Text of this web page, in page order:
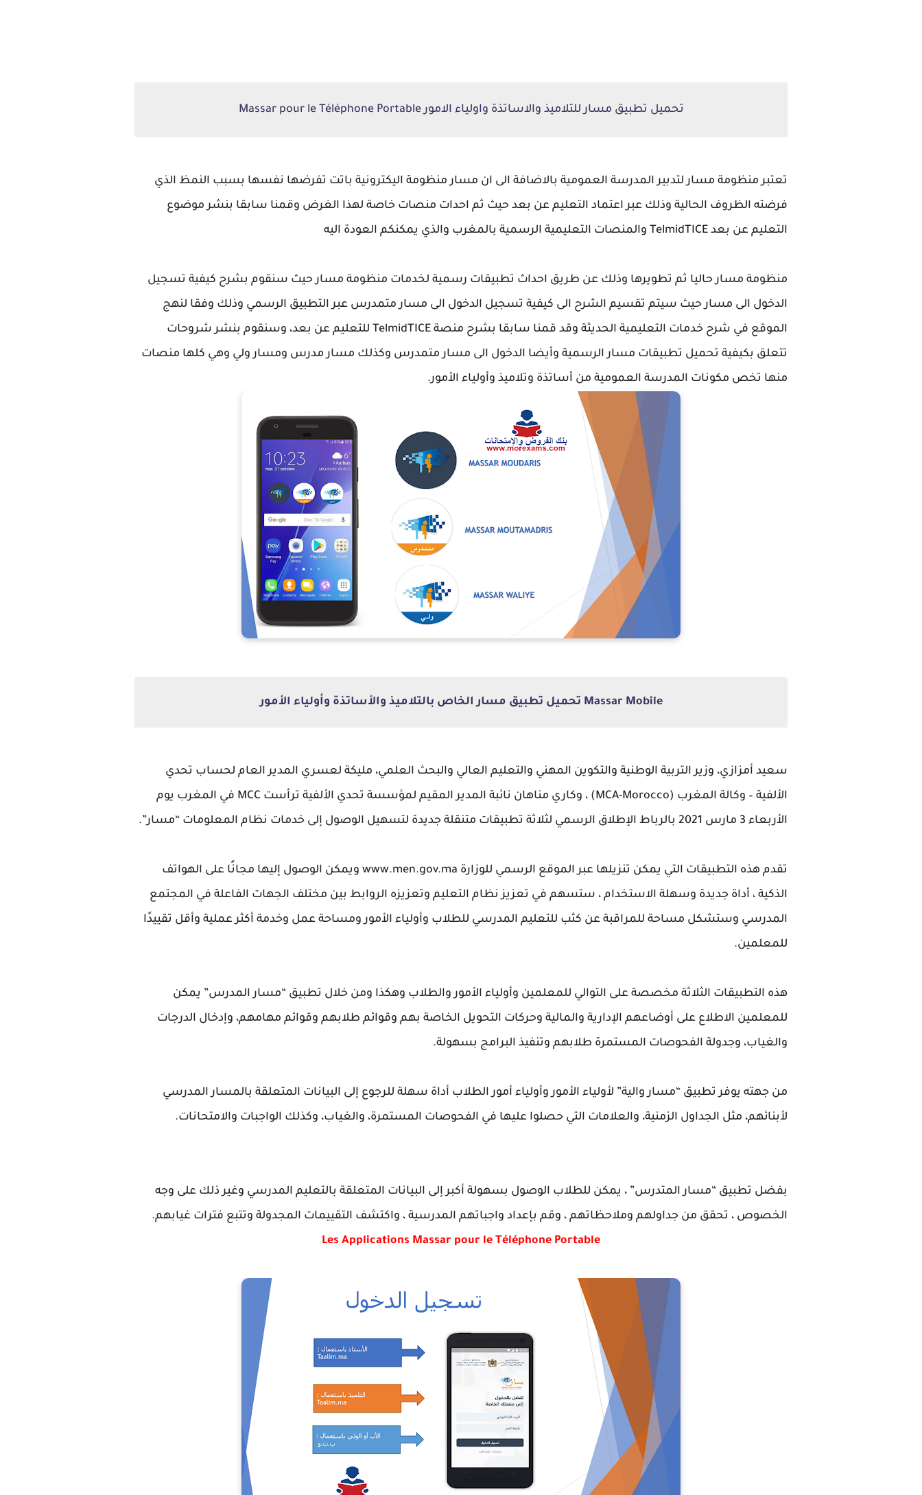
تحميل تطبيق مسار للتلاميذ والاساتذة واولياء الامور Massar pour le Téléphone Portable
تعتبر منظومة مسار لتدبير المدرسة العمومية بالاضافة الى ان مسار منظومة اليكترونية باتت تفرضها نفسها بسبب النمظ الذي
فرضته الظروف الحالية وذلك عبر اعتماد التعليم عن بعد حيث ثم احدات منصات خاصة لهذا الغرض وقمنا سابقا بنشر موضوع
التعليم عن بعد TelmidTICE والمنصات التعليمية الرسمية بالمغرب والذي يمكنكم العودة اليه
منظومة مسار حاليا ثم تطويرها وذلك عن طريق احداث تطبيقات رسمية لخدمات منظومة مسار حيث سنقوم بشرح كيفية تسجيل
الدخول الى مسار حيث سيتم تقسيم الشرح الى كيفية تسجيل الدخول الى مسار متمدرس عبر التطبيق الرسمي وذلك وفقا لنهج
الموقع في شرح خدمات التعليمية الحديثة وقد قمنا سابقا بشرح منصة TelmidTICE للتعليم عن بعد، وسنقوم بنشر شروحات
تتعلق بكيفية تحميل تطبيقات مسار الرسمية وأيضا الدخول الى مسار متمدرس وكذلك مسار مدرس ومسار ولي وهي كلها منصات
منها تخص مكونات المدرسة العمومية من أساتذة وتلاميذ وأولياء الأمور.
Massar Mobile تحميل تطبيق مسار الخاص بالتلاميذ والأساتذة وأولياء الأمور
سعيد أمزازي، وزير التربية الوطنية والتكوين المهني والتعليم العالي والبحث العلمي، مليكة لعسري المدير العام لحساب تحدي
الألفية – وكالة المغرب (MCA-Morocco) ، وكاري مناهان نائبة المدير المقيم لمؤسسة تحدي الألفية ترأست MCC في المغرب يوم
الأربعاء 3 مارس 2021 بالرباط الإطلاق الرسمي لثلاثة تطبيقات متنقلة جديدة لتسهيل الوصول إلى خدمات نظام المعلومات “مسار”.
تقدم هذه التطبيقات التي يمكن تنزيلها عبر الموقع الرسمي للوزارة www.men.gov.ma ويمكن الوصول إليها مجانًا على الهواتف
الذكية ، أداة جديدة وسهلة الاستخدام ، ستسهم في تعزيز نظام التعليم وتعزيزه الروابط بين مختلف الجهات الفاعلة في المجتمع
المدرسي وستشكل مساحة للمراقبة عن كثب للتعليم المدرسي للطلاب وأولياء الأمور ومساحة عمل وخدمة أكثر عملية وأقل تقييدًا
للمعلمين.
هذه التطبيقات الثلاثة مخصصة على التوالي للمعلمين وأولياء الأمور والطلاب وهكذا ومن خلال تطبيق “مسار المدرس” يمكن
للمعلمين الاطلاع على أوضاعهم الإدارية والمالية وحركات التحويل الخاصة بهم وقوائم طلابهم وقوائم مهامهم، وإدخال الدرجات
والغياب، وجدولة الفحوصات المستمرة طلابهم وتنفيذ البرامج بسهولة.
من جهته يوفر تطبيق “مسار والية” لأولياء الأمور وأولياء أمور الطلاب أداة سهلة للرجوع إلى البيانات المتعلقة بالمسار المدرسي
لأبنائهم، مثل الجداول الزمنية، والعلامات التي حصلوا عليها في الفحوصات المستمرة، والغياب، وكذلك الواجبات والامتحانات.
بفضل تطبيق “مسار المتدرس” ، يمكن للطلاب الوصول بسهولة أكبر إلى البيانات المتعلقة بالتعليم المدرسي وغير ذلك على وجه
الخصوص ، تحقق من جداولهم وملاحظاتهم ، وقم بإعداد واجباتهم المدرسية ، واكتشف التقييمات المجدولة وتتبع فترات غيابهم.
Les Applications Massar pour le Téléphone Portable